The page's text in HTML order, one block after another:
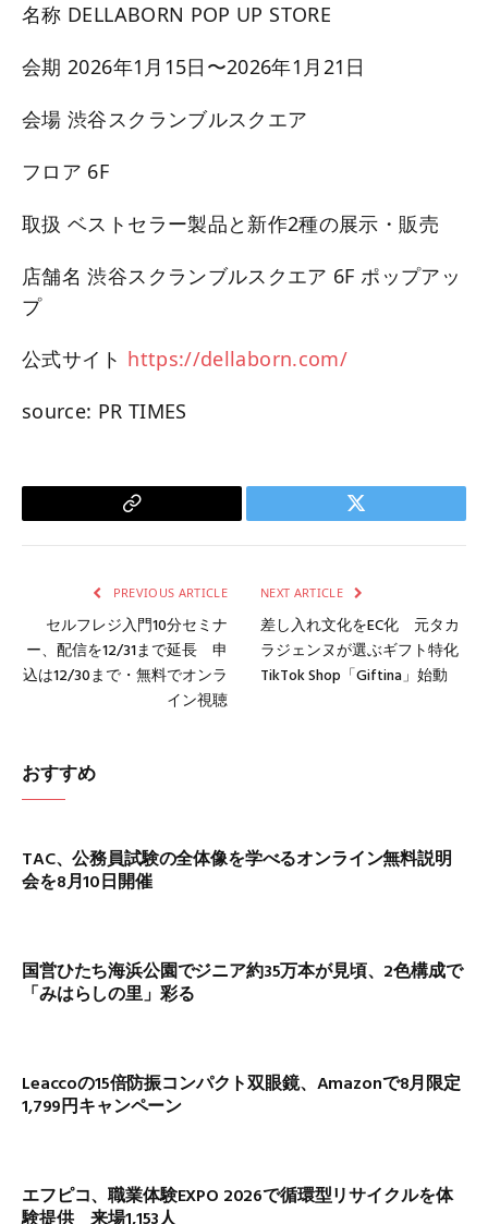
名称 DELLABORN POP UP STORE
会期 2026年1月15日〜2026年1月21日
会場 渋谷スクランブルスクエア
フロア 6F
取扱 ベストセラー製品と新作2種の展示・販売
店舗名 渋谷スクランブルスクエア 6F ポップアッ
プ
公式サイト https://dellaborn.com/
source: PR TIMES
Copy
Twitter
PREVIOUS ARTICLE
セルフレジ入門10分セミナ
ー、配信を12/31まで延長 申
込は12/30まで・無料でオンラ
イン視聴
NEXT ARTICLE
差し入れ文化をEC化 元タカ
ラジェンヌが選ぶギフト特化
TikTok Shop「Giftina」始動
おすすめ
TAC、公務員試験の全体像を学べるオンライン無料説明
会を8月10日開催
国営ひたち海浜公園でジニア約35万本が見頃、2色構成で
「みはらしの里」彩る
Leaccoの15倍防振コンパクト双眼鏡、Amazonで8月限定
1,799円キャンペーン
エフピコ、職業体験EXPO 2026で循環型リサイクルを体